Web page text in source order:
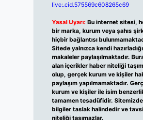
live:.cid.575569c608265c69
Yasal Uyarı: Bu internet sitesi,
bir marka, kurum veya şahıs
hiçbir bağlantısı
Sitede yalnızca kendi
makaleler paylaşılmaktadır.
alan içerikler haber niteliği
olup, gerçek kurum ve kişiler
paylaşım yapılmamaktadır.
kurum ve kişiler ile isim
tamamen tesadüfidir.
bilgiler taslak halindedir ve
niteliği taşımazlar.